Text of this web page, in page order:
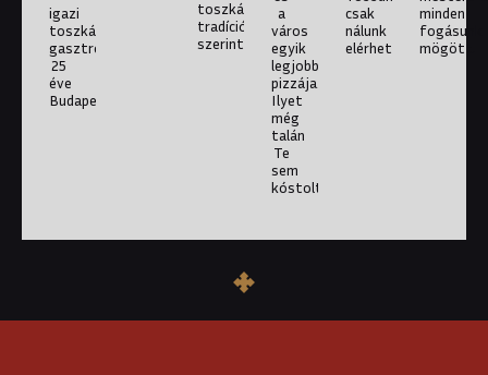
igazi
toszkán
gasztronómia,
25
éve
Budapesten.
toszkán
tradíció
szerint.
a
város
egyik
legjobb
pizzája.
Ilyet
még
talán
Te
sem
kóstoltál!
csak
nálunk
elérhető.
minden
fogásunk
mögött.